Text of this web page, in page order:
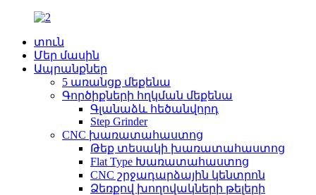
տուն
Մեր մասին
Ապրանքներ
5 առանցք մեքենա
Գործիքների հղկման մեքենա
Գլանաձև հեծանվորդ
Step Grinder
CNC խառատահաստոց
Թեք տեսակի խառատահաստոց
Flat Type Խառատահաստոց
CNC շրջադարձային կենտրոն
Ձեռքով խողովակների թելերի